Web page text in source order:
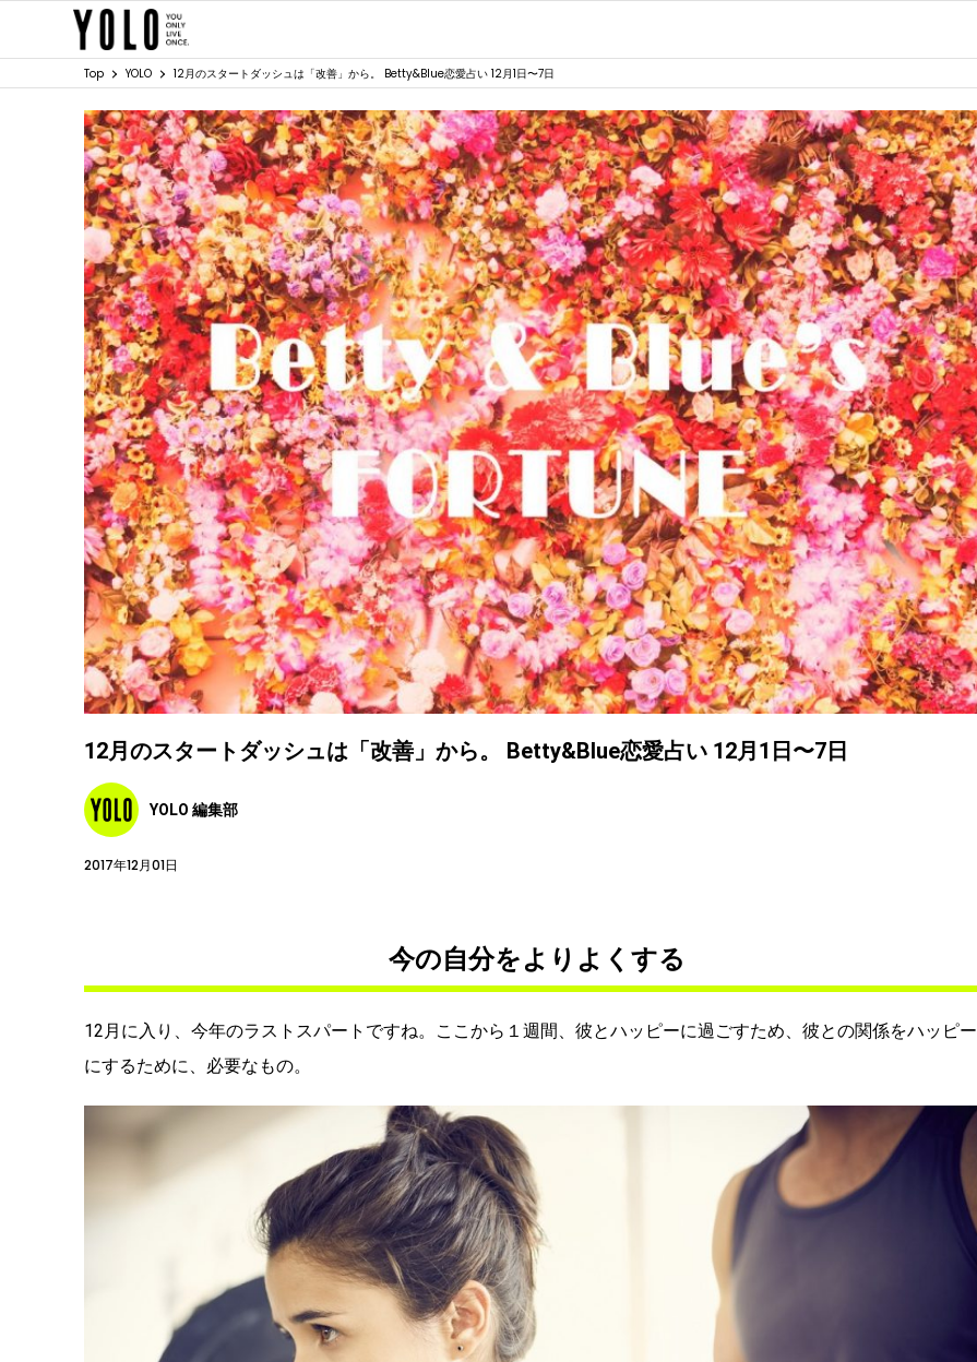
Top YOLO 12月のスタートダッシュは「改善」から。 Betty&Blue恋愛占い 12月1日〜7日
12月のスタートダッシュは「改善」から。 Betty&Blue恋愛占い 12月1日〜7日
YOLO 編集部
2017年12月01日
今の自分をよりよくする
12月に入り、今年のラストスパートですね。ここから１週間、彼とハッピーに過ごすため、彼との関係をハッピー
にするために、必要なもの。